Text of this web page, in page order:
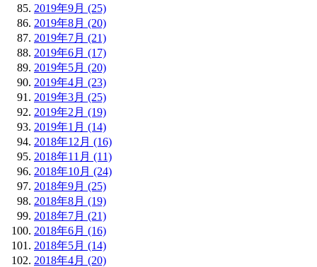
2019年9月 (25)
2019年8月 (20)
2019年7月 (21)
2019年6月 (17)
2019年5月 (20)
2019年4月 (23)
2019年3月 (25)
2019年2月 (19)
2019年1月 (14)
2018年12月 (16)
2018年11月 (11)
2018年10月 (24)
2018年9月 (25)
2018年8月 (19)
2018年7月 (21)
2018年6月 (16)
2018年5月 (14)
2018年4月 (20)